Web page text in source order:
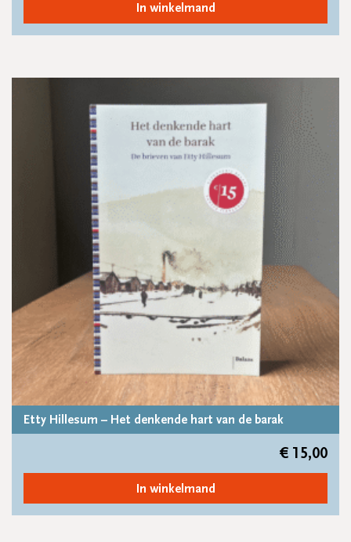
In winkelmand
Etty Hillesum – Het denkende hart van de barak
€ 15,00
In winkelmand